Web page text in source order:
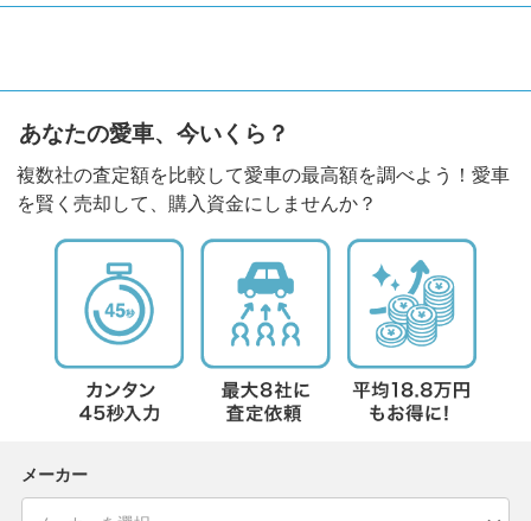
あなたの愛車、今いくら？
複数社の査定額を比較して愛車の最高額を調べよう！愛車
を賢く売却して、購入資金にしませんか？
メーカー